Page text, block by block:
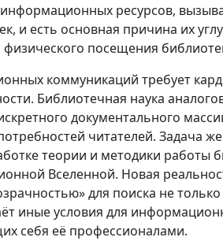
ресурсов,
и есть основная причина их
посещения
коммуникаций требует
Библиотечная наука
документального
читателей. Задача
теории и методики работы
Вселенной. Новая
для поиска не
иные условия для
себя её профессионалами.